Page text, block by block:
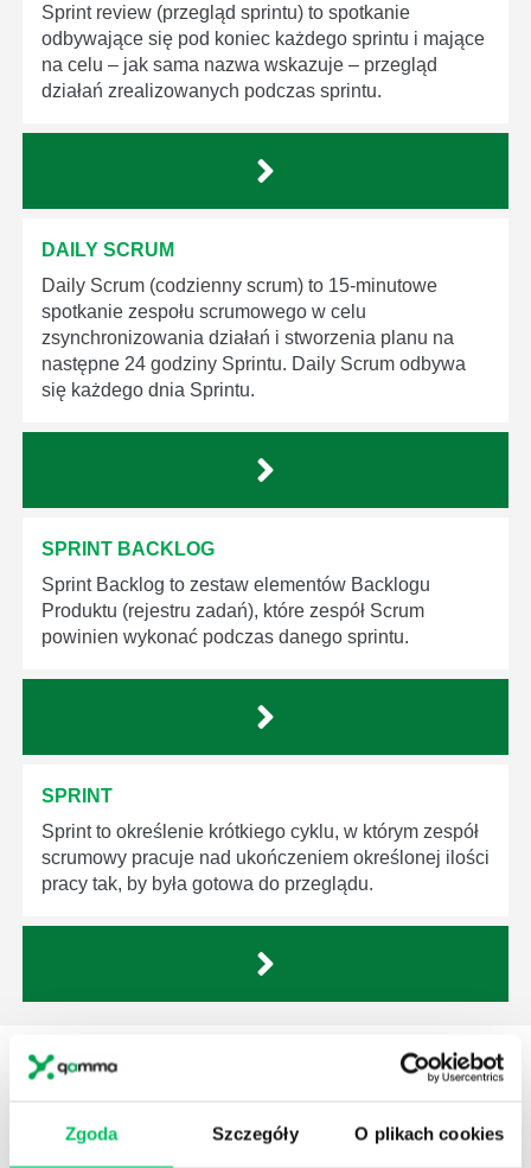
Zgoda Szczegóły O plikach cookies
Sprint review (przegląd sprintu) to spotkanie
odbywające się pod koniec każdego sprintu i mające
na celu – jak sama nazwa wskazuje – przegląd
działań zrealizowanych podczas sprintu.
DAILY SCRUM
Daily Scrum (codzienny scrum) to 15-minutowe
spotkanie zespołu scrumowego w celu
zsynchronizowania działań i stworzenia planu na
następne 24 godziny Sprintu. Daily Scrum odbywa
się każdego dnia Sprintu.
SPRINT BACKLOG
Sprint Backlog to zestaw elementów Backlogu
Produktu (rejestru zadań), które zespół Scrum
powinien wykonać podczas danego sprintu.
SPRINT
Sprint to określenie krótkiego cyklu, w którym zespół
scrumowy pracuje nad ukończeniem określonej ilości
pracy tak, by była gotowa do przeglądu.
STREFY WIEDZY